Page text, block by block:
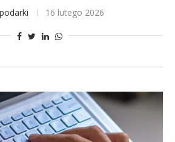
16 lutego 2026